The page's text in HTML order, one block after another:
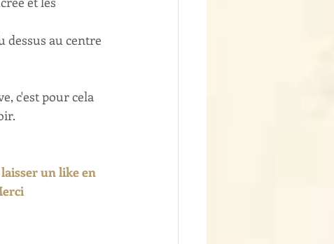
dessus au centre
c'est pour cela
un like en